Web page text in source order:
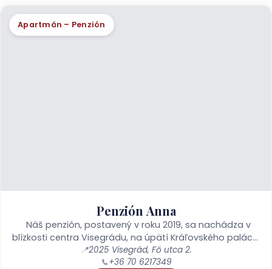
Apartmán – Penzión
Penzión Anna
Náš penzión, postavený v roku 2019, sa nachádza v
blízkosti centra Visegrádu, na úpätí Kráľovského paláca,
na brehu Dunaja. Táto stará pamiatka...
📍2025 Visegrád, Fő utca 2.
📞+36 70 6217349